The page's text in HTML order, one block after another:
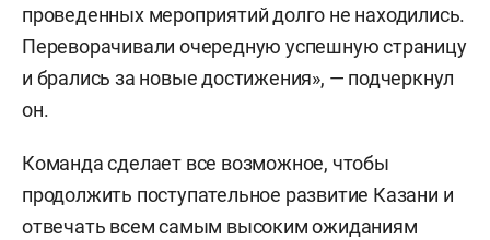
проведенных мероприятий долго не находились.
Переворачивали очередную успешную страницу
и брались за новые достижения», — подчеркнул
он.
Команда сделает все возможное, чтобы
продолжить поступательное развитие Казани и
отвечать всем самым высоким ожиданиям